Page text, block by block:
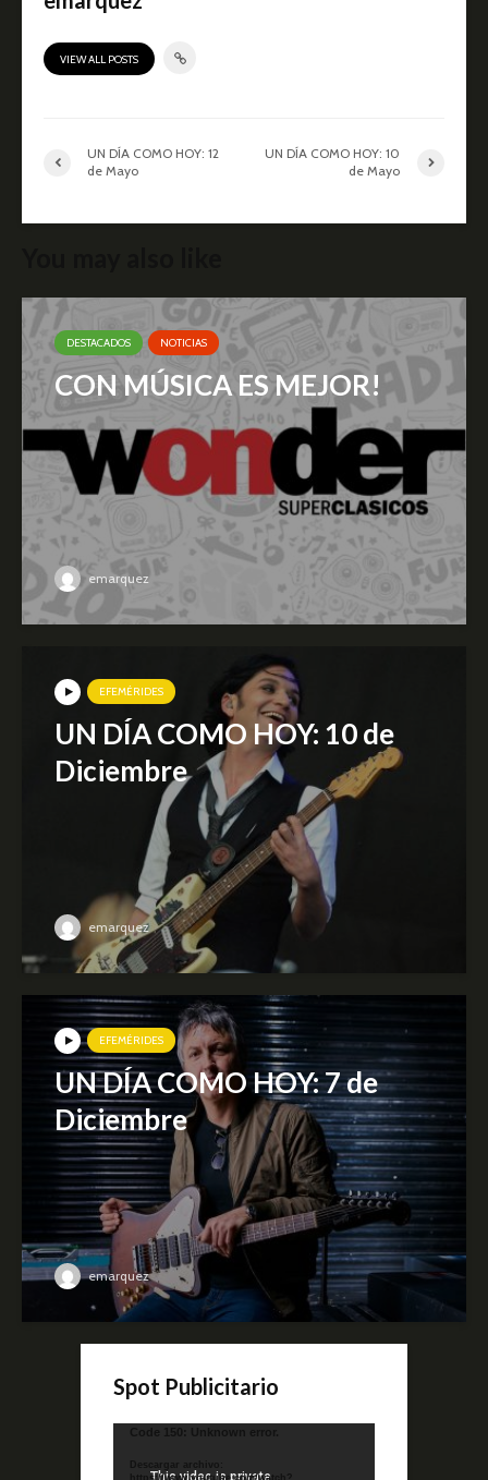
VIEW ALL POSTS
UN DÍA COMO HOY: 12
de Mayo
UN DÍA COMO HOY: 10
de Mayo
DESTACADOS NOTICIAS
CON MÚSICA ES MEJOR!
emarquez
EFEMÉRIDES
UN DÍA COMO HOY: 10 de
Diciembre
emarquez
EFEMÉRIDES
UN DÍA COMO HOY: 7 de
Diciembre
emarquez
Spot Publicitario
Reproductor
Code 150: Unknown error.
Descargar archivo:
https://www.youtube.com/watch?